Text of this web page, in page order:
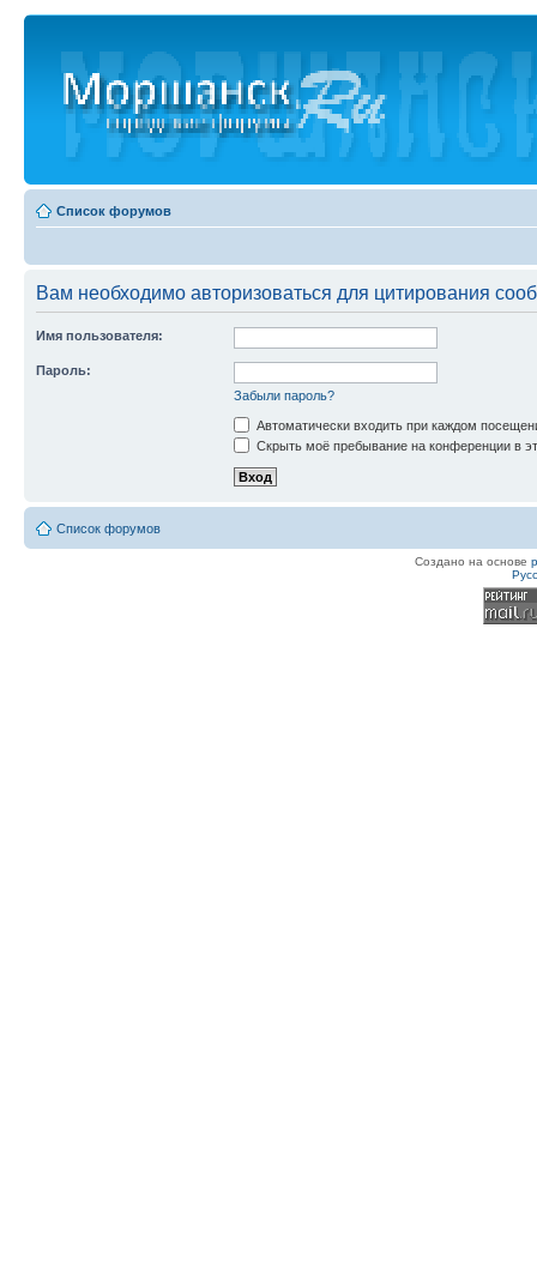
Список форумов
Вам необходимо авторизоваться для цитирования
Имя пользователя:
Пароль:
Забыли пароль?
Автоматически входить при каждом
Скрыть моё пребывание на конференции в
Список форумов
Создано на основе